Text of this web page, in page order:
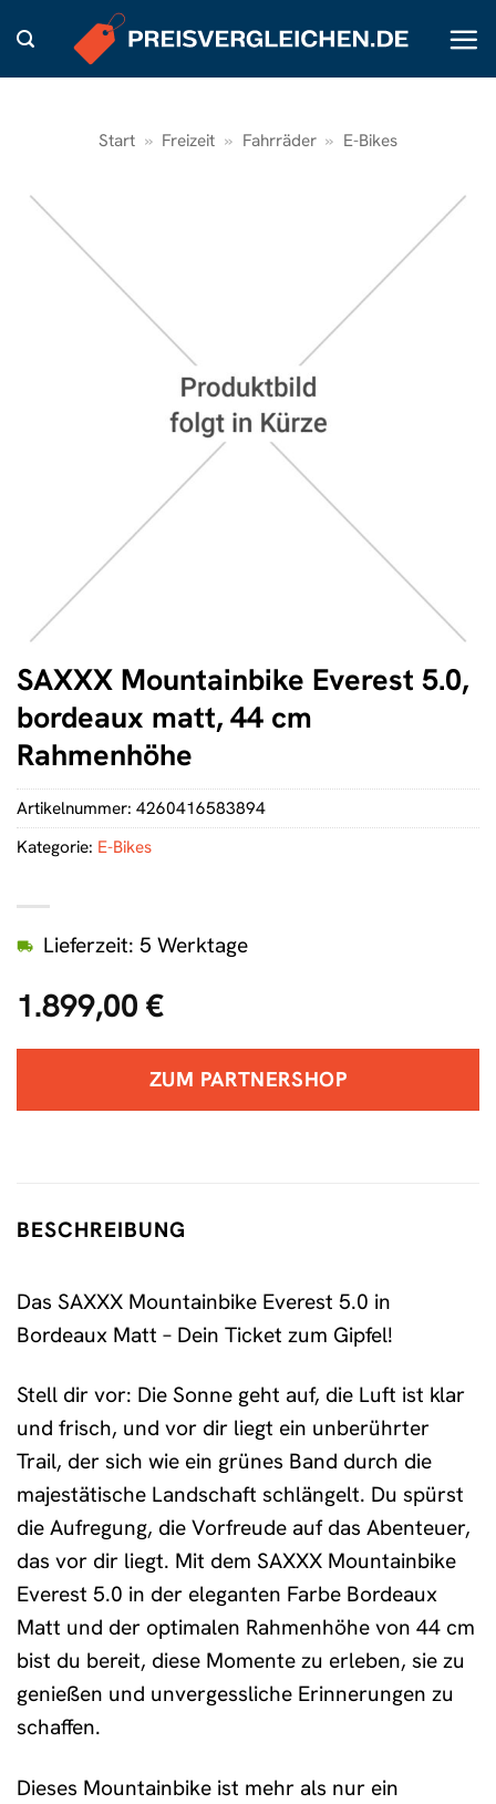
Inhalt
springen
Start » Freizeit » Fahrräder » E-Bikes
SAXXX Mountainbike Everest 5.0,
bordeaux matt, 44 cm
Rahmenhöhe
1.899,00 €
Lieferzeit: 5 Werktage
ZUM PARTNERSHOP
Artikelnummer: 4260416583894
Kategorie: E-Bikes
BESCHREIBUNG
Das SAXXX Mountainbike Everest 5.0 in
Bordeaux Matt – Dein Ticket zum Gipfel!
Stell dir vor: Die Sonne geht auf, die Luft ist klar
und frisch, und vor dir liegt ein unberührter
Trail, der sich wie ein grünes Band durch die
majestätische Landschaft schlängelt. Du spürst
die Aufregung, die Vorfreude auf das Abenteuer,
das vor dir liegt. Mit dem SAXXX Mountainbike
Everest 5.0 in der eleganten Farbe Bordeaux
Matt und der optimalen Rahmenhöhe von 44 cm
bist du bereit, diese Momente zu erleben, sie zu
genießen und unvergessliche Erinnerungen zu
schaffen.
Dieses Mountainbike ist mehr als nur ein